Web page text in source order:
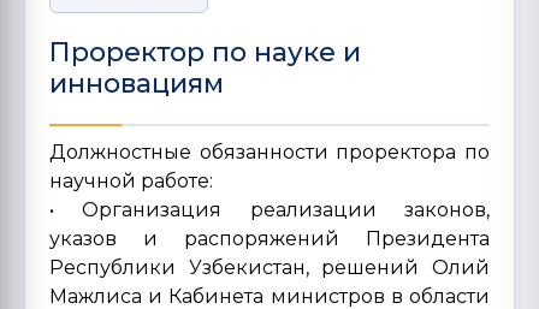
Проректор по науке и
инновациям
Должностные обязанности проректора по
научной работе:
• Организация реализации законов,
указов и распоряжений Президента
Республики Узбекистан, решений Олий
Мажлиса и Кабинета министров в области